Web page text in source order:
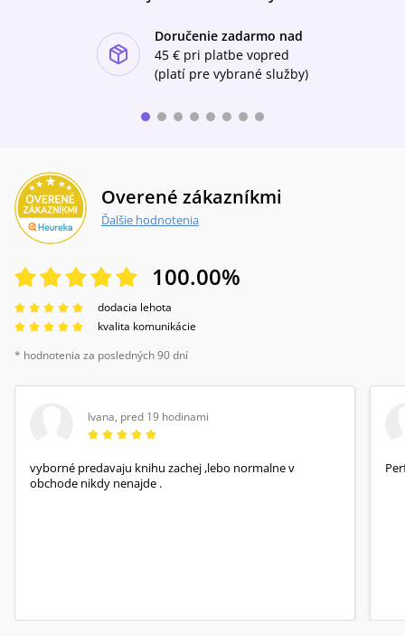
Doručenie zadarmo nad
45 € pri platbe vopred
(platí pre vybrané služby)
Overené zákazníkmi
Ďalšie hodnotenia
100.00%
dodacia lehota
kvalita komunikácie
* hodnotenia za posledných 90 dní
Ivana, pred 19 hodinami
vyborné predavaju knihu zachej ,lebo normalne v
obchode nikdy nenajde .